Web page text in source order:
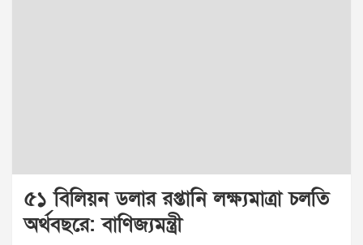
৫১ বিলিয়ন ডলার রপ্তানি লক্ষ্যমাত্রা চলতি
অর্থবছরে: বাণিজ্যমন্ত্রী